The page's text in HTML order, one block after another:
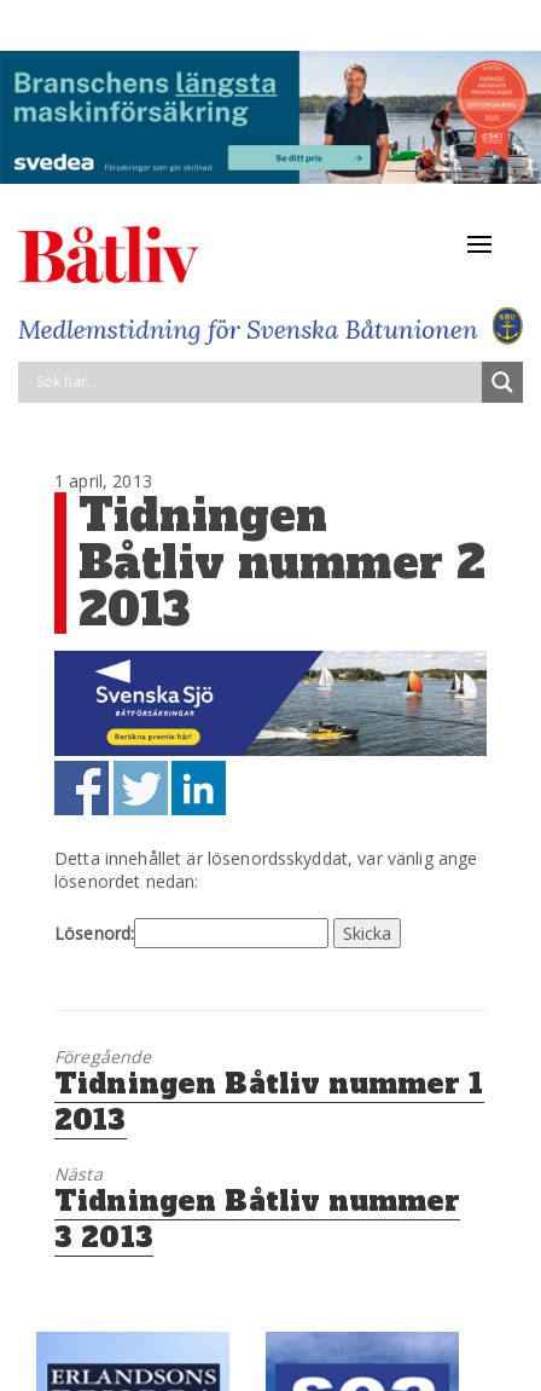
1 april, 2013
Tidningen
Båtliv nummer 2
2013
Detta innehållet är lösenordsskyddat, var vänlig ange
lösenordet nedan:
Lösenord:
Föregående
Föregående
inlägg:
Tidningen Båtliv nummer 1
2013
Nästa
Nästa
inlägg:
Tidningen Båtliv nummer
3 2013